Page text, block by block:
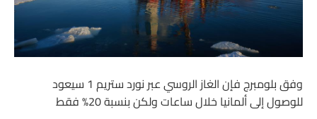
وفق بلومبرج فإن الغاز الروسي عبر نورد ستريم 1 سيعود
للوصول إلى ألمانيا خلال ساعات ولكن بنسبة 20% فقط